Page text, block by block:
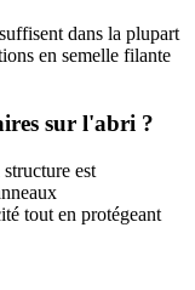
dans la plupart
en semelle filante
sur l'abri ?
est
tout en protégeant